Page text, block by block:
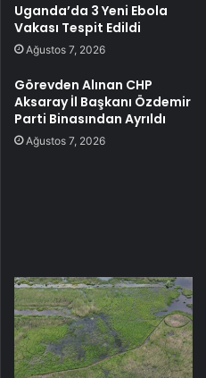
Uganda’da 3 Yeni Ebola
Vakası Tespit Edildi
Ağustos 7, 2026
Görevden Alınan CHP
Aksaray İl Başkanı Özdemir
Parti Binasından Ayrıldı
Ağustos 7, 2026